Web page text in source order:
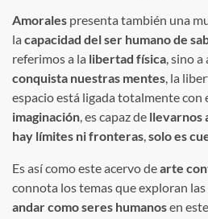
Amorales presenta también una
la capacidad del ser humano de
referimos a la libertad física, sino a
conquista nuestras mentes, la
espacio está ligada totalmente con
imaginación, es capaz de llevarnos
hay límites ni fronteras,solo es
Es así como este acervo dearte
connota los temas que exploran las
andar como seres humanosen